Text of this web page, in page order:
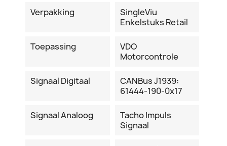
Verpakking
SingleViu
Enkelstuks Retail
Toepassing
VDO
Motorcontrole
Signaal Digitaal
CANBus J1939:
61444-190-0x17
Signaal Analoog
Tacho Impuls
Signaal